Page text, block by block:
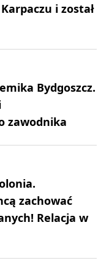
i został
Bydgoszcz.
zawodnika
zachować
Relacja w